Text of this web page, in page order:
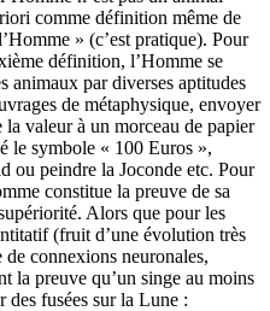
comme définition même de
» (c’est pratique). Pour
définition, l’Homme se
animaux par diverses aptitudes
de métaphysique, envoyer
valeur à un morceau de papier
le symbole « 100 Euros »,
ou peindre la Joconde etc. Pour
constitue la preuve de sa
Alors que pour les
(fruit d’une évolution très
connexions neuronales,
la preuve qu’un singe au moins
des fusées sur la Lune :